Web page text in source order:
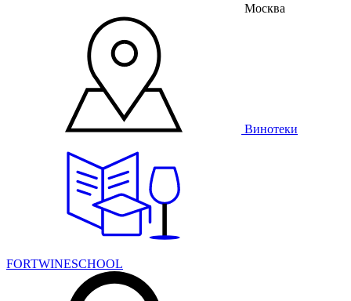
Москва
Винотеки
FORTWINESCHOOL